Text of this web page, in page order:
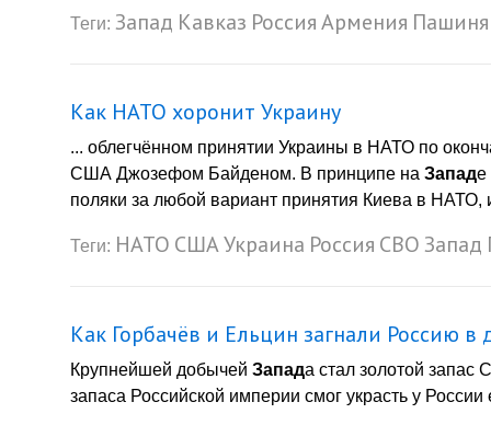
Теги: Запад Кавказ РоссияАрмения
Как НАТО хоронит Украину
... облегчённом принятии Украины в НАТО по
США Джозефом Байденом. В принципе на Западе
поляки за любой вариант принятия Киева в
Теги: НАТО СШАУкраина Россия СВО Запад
Как Горбачёв и Ельцин загнали Россию в
Крупнейшей добычей Запада стал золотой
запаса Российской империи смог украсть у России